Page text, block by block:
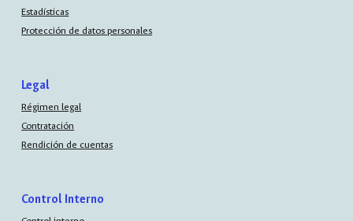
Estadísticas
Protección de datos personales
Legal
Régimen legal
Contratación
Rendición de cuentas
Control Interno